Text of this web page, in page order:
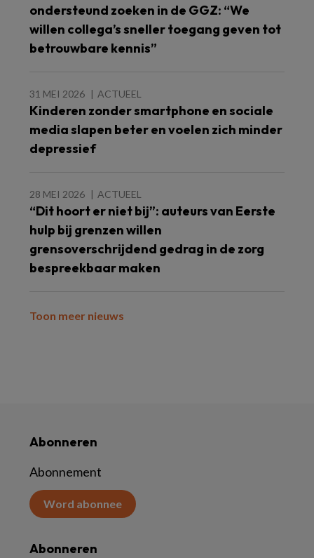
ondersteund zoeken in de GGZ: “We
willen collega’s sneller toegang geven tot
betrouwbare kennis”
31 MEI 2026 ACTUEEL
Kinderen zonder smartphone en sociale
media slapen beter en voelen zich minder
depressief
28 MEI 2026 ACTUEEL
“Dit hoort er niet bij”: auteurs van Eerste
hulp bij grenzen willen
grensoverschrijdend gedrag in de zorg
bespreekbaar maken
Toon meer nieuws
Abonneren
Abonnement
Word abonnee
Abonneren